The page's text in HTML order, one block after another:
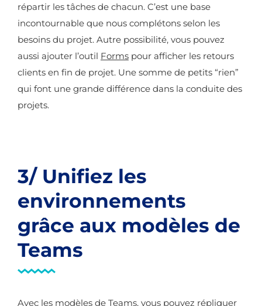
répartir les tâches de chacun. C’est une base
incontournable que nous complétons selon les
besoins du projet. Autre possibilité, vous pouvez
aussi ajouter l’outil Forms pour afficher les retours
clients en fin de projet. Une somme de petits “rien”
qui font une grande différence dans la conduite des
projets.
3/ Unifiez les
environnements
grâce aux modèles de
Teams
Avec les modèles de Teams, vous pouvez répliquer